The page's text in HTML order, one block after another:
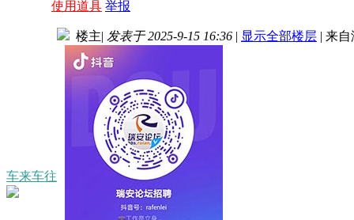
使用道具 举报
车来车往
楼主| 发表于 2025-9-15 16:36 | 显示全部楼层 | 来自